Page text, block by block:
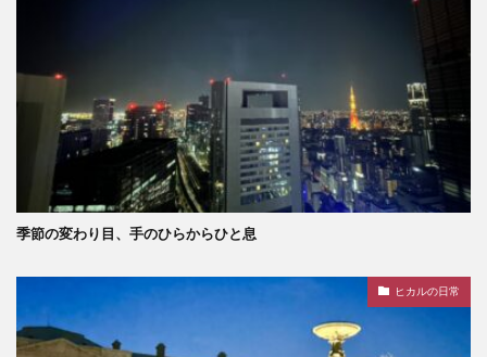
季節の変わり目、手のひらからひと息
ヒカルの日常